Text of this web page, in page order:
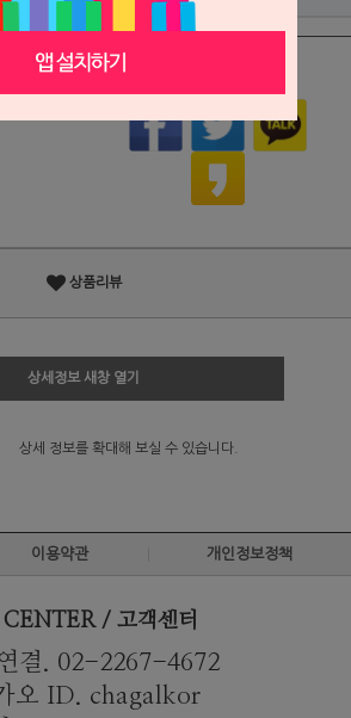
상품리뷰
상세정보 새창 열기
상세 정보를 확대해 보실 수 있습니다.
이용약관 개인정보정책
CENTER / 고객센터
결. 02-2267-4672
오 ID. chagalkor